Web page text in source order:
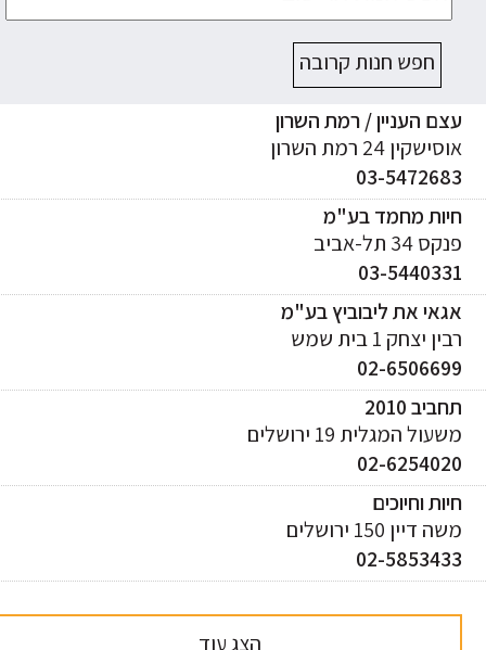
חפש חנות קרובה
העניין / רמת השרון
24 רמת השרון
03-
מחמד בע"מ
34 תל-אביב
03-
את ליבוביץ בע"מ
יצחק 1 בית שמש
02-
2010
המגלית 19 ירושלים
02-
וחיוכים
150 ירושלים
02-
הצג עוד